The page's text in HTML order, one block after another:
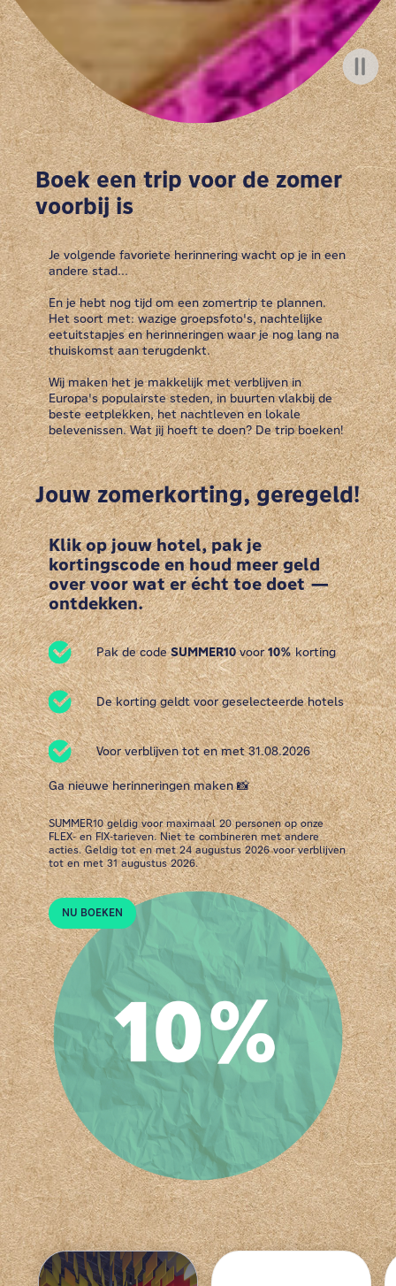
Boek een trip voor de zomer
voorbij is
Je volgende favoriete herinnering wacht op je in een
andere stad...
En je hebt nog tijd om een zomertrip te plannen.
Het soort met: wazige groepsfoto's, nachtelijke
eetuitstapjes en herinneringen waar je nog lang na
thuiskomst aan terugdenkt.
Wij maken het je makkelijk met verblijven in
Europa's populairste steden, in buurten vlakbij de
beste eetplekken, het nachtleven en lokale
belevenissen. Wat jij hoeft te doen? De trip boeken!
Jouw zomerkorting, geregeld!
Klik op jouw hotel, pak je
kortingscode en houd meer geld
over voor wat er écht toe doet —
ontdekken.
Pak de codeSUMMER10voor10%korting
De korting geldt voor geselecteerde hotels
Voor verblijven tot en met 31.08.2026
Ga nieuwe herinneringen maken 📸
SUMMER10 geldig voor maximaal 20 personen op onze
FLEX- en FIX-tarieven. Niet te combineren met andere
acties. Geldig tot en met 24 augustus 2026 voor verblijven
tot en met 31 augustus 2026.
NU BOEKEN